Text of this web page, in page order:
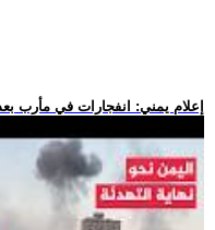
.. إعلام يمني: انفجارات في مأرب